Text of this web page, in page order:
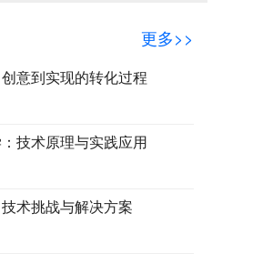
更多>>
意到实现的转化过程
技术原理与实践应用
术挑战与解决方案